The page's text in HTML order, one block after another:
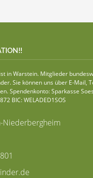
in Warstein. Mitglieder
Sie können uns über E-Mail,
Spendenkonto: Sparkasse
BIC: WELADED1SOS
Niederbergheim